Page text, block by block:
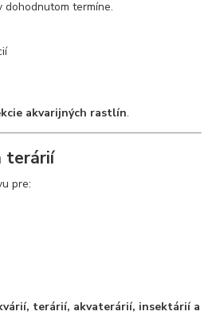
dohodnutom termíne.
akvarijných rastlín.
terárií
pre:
terárií, akvaterárií, insektárií a